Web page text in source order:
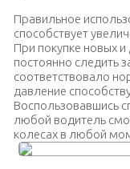
Правильное
способствует
При покупке новых
постоянно следить
соответствовало
давление
Воспользовавшись
любой водитель
колесах в любой